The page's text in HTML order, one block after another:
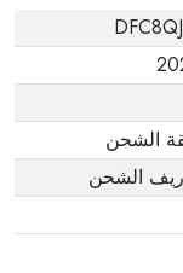
الشحن
الشحن